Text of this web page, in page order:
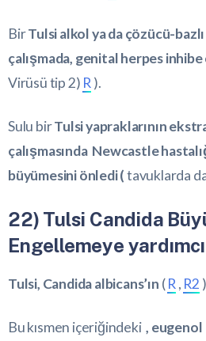
BirTulsi alkol ya da çözücü-
çalışmada, genital herpes inhibe
Virüsü tip 2) R ).
Sulu birTulsi yapraklarının
çalışmasında Newcastle
büyümesini önledi (tavuklarda
22) Tulsi Candida
Engellemeye
Tulsi, Candida albicans’ın (R , R2 )
Bu kısmen içeriğindeki, eugenol